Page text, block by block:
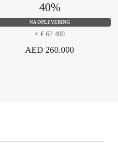
40%
NA OPLEVERING
≈ € 62.400
AED 260.000